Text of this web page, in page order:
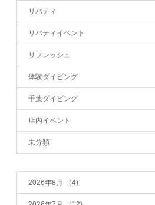
リバティ
リバティイベント
リフレッシュ
体験ダイビング
千葉ダイビング
店内イベント
未分類
2026年8月 （4)